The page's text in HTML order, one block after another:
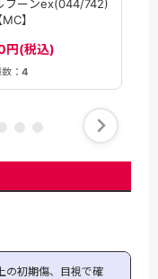
フーンex(044/742)
】
円(税込)
： 4
の初期傷、目視で確